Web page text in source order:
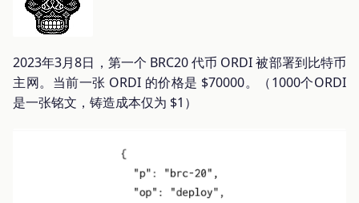
2023年3月8日，第一个 BRC20 代币 ORDI 被部署到比特币
主网。当前一张 ORDI 的价格是 $70000。（1000个ORDI
是一张铭文，铸造成本仅为 $1）